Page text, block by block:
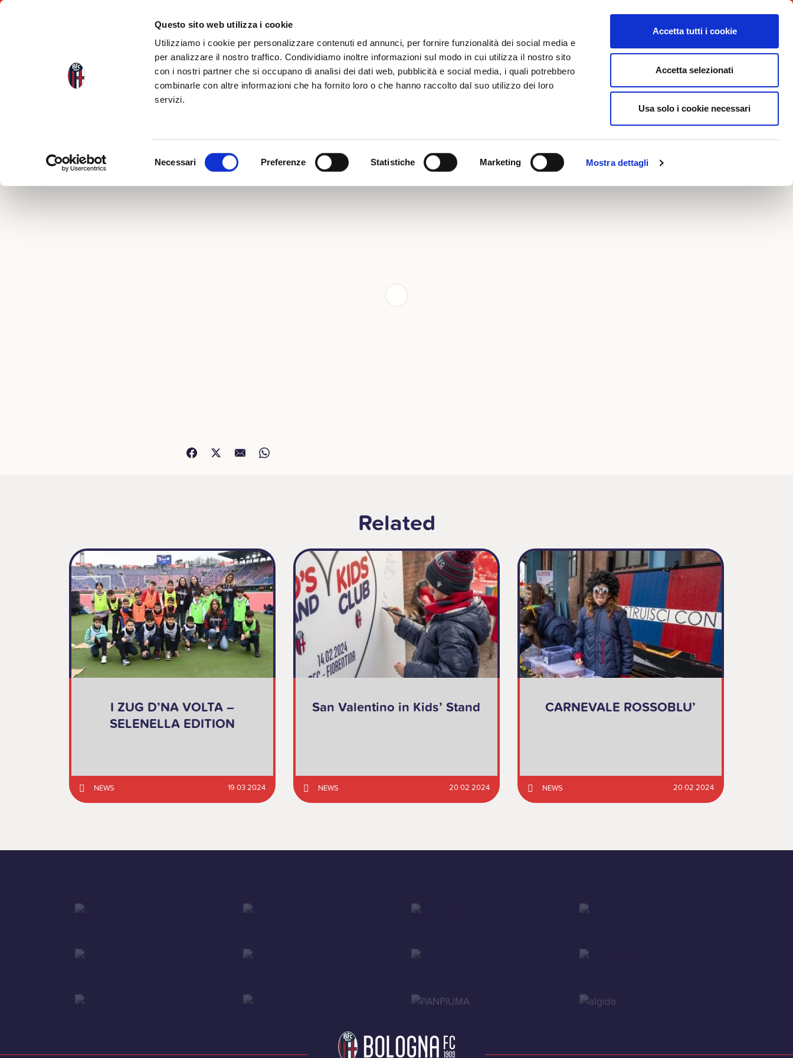
Questo sito web utilizza i cookie
Utilizziamo i cookie per personalizzare contenuti ed annunci, per fornire funzionalità dei social media e
per analizzare il nostro traffico. Condividiamo inoltre informazioni sul modo in cui utilizza il nostro sito
con i nostri partner che si occupano di analisi dei dati web, pubblicità e social media, i quali potrebbero
combinarle con altre informazioni che ha fornito loro o che hanno raccolto dal suo utilizzo dei loro
servizi.
Necessari Preferenze Statistiche Marketing Mostra dettagli
Accetta tutti i cookie
Accetta selezionati
Usa solo i cookie necessari
Indietro
Related
I ZUG D’NA VOLTA –
SELENELLA EDITION
NEWS 19 03 2024
San Valentino in Kids’ Stand
NEWS 20 02 2024
CARNEVALE ROSSOBLU’
NEWS 20 02 2024